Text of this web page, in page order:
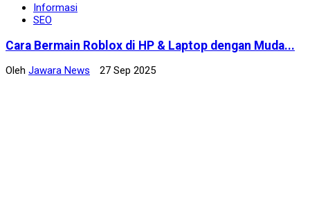
Informasi
SEO
Cara Bermain Roblox di HP & Laptop dengan Muda...
Oleh Jawara News 27 Sep 2025